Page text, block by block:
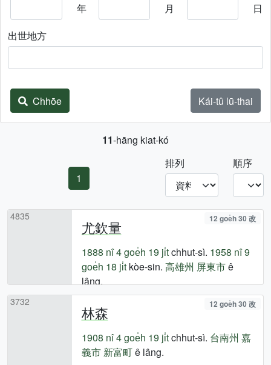
年
月
日
出世地方
Chhōe Kái-tû lū-thai
11-hāng kiat-kó
1
排列 順序
4835
尤欽量 12 goe̍h 30 改
1888 nî4 goe̍h 19 ji̍tchhut-sì. 1958 nî9
goe̍h 18 ji̍tkòe-sin. 高雄州 屏東市ê
lâng.
3732
林森 12 goe̍h 30 改
1908 nî4 goe̍h 19 ji̍tchhut-sì. 台南州 嘉
義市 新富町ê lâng.